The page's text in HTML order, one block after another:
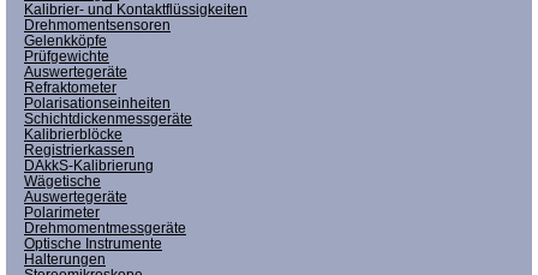
Kalibrier- und Kontaktflüssigkeiten
Drehmomentsensoren
Gelenkköpfe
Prüfgewichte
Auswertegeräte
Refraktometer
Polarisationseinheiten
Schichtdickenmessgeräte
Kalibrierblöcke
Registrierkassen
DAkkS-Kalibrierung
Wägetische
Auswertegeräte
Polarimeter
Drehmomentmessgeräte
Optische Instrumente
Halterungen